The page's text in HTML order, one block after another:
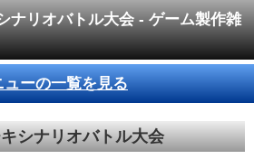
ナリオバトル大会 - ゲーム製作雑
ューの一覧を見る
シナリオバトル大会